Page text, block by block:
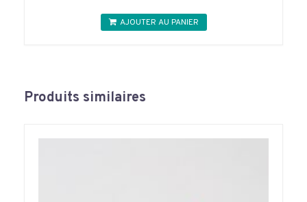
AJOUTER AU PANIER
Produits similaires